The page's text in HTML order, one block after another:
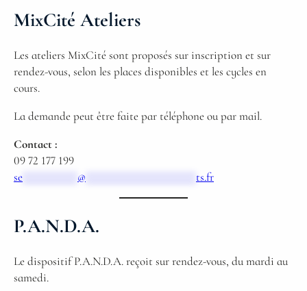
MixCité Ateliers
Les ateliers MixCité sont proposés sur inscription et sur
rendez-vous, selon les places disponibles et les cycles en
cours.
La demande peut être faite par téléphone ou par mail.
Contact :
09 72 177 199
se
@ ts.fr
P.A.N.D.A.
Le dispositif P.A.N.D.A. reçoit sur rendez-vous, du mardi au
samedi.